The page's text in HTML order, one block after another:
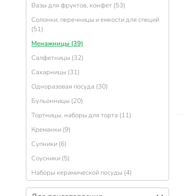
Вазы для фруктов, конфет (53)
Солонки, перечницы и емкости для специй
(51)
Менажницы (39)
Салфетницы (32)
Сахарницы (31)
Одноразовая посуда (30)
Бульонницы (20)
Тортницы, наборы для торта (11)
Креманки (9)
Супники (6)
Соусники (5)
Наборы керамической посуды (4)